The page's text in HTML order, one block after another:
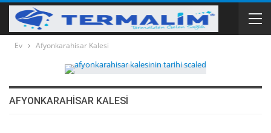
Ev Afyonkarahisar Kalesi
AFYONKARAHISAR KALESI